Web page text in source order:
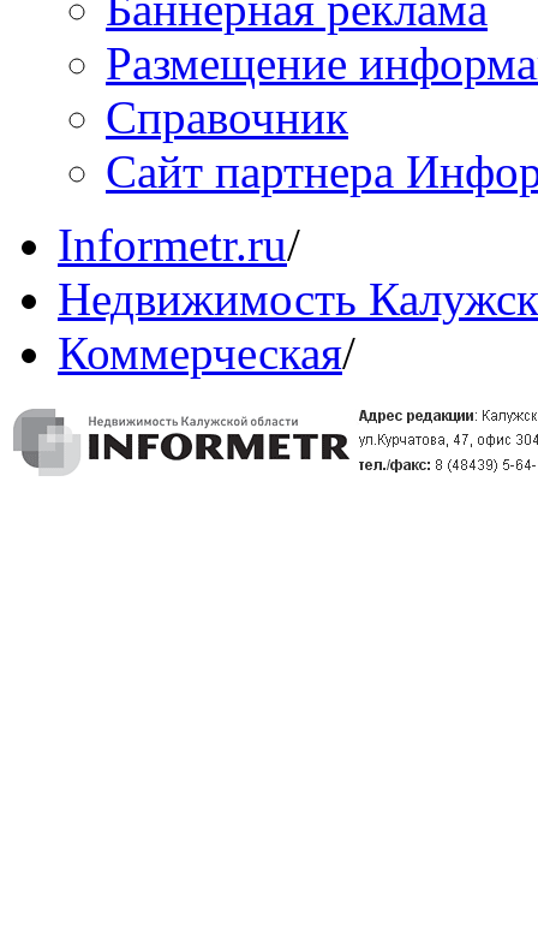
Размещение
Справочник
Сайт партнера
Informetr.ru/
Недвижимость
Коммерческая/